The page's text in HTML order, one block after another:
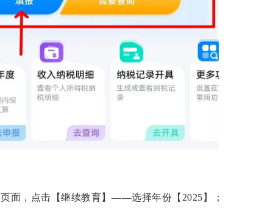
面，点击【继续教育】——选择年份【2025】；